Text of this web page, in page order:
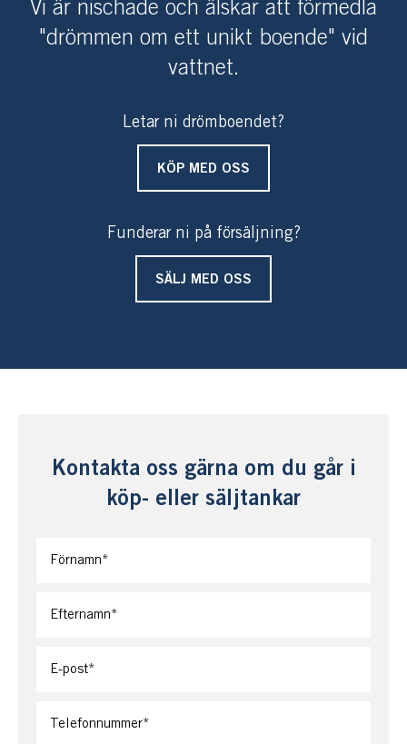
utsikten av båtar på väg in och ut till Stegesund och av
Under senare delen av 2017 beräknas kommunalt VA
Välkommen till ön Skarpö!
Vi är nischade och älskar att förmedla
"drömmen om ett unikt boende" vid
vattnet.
Letar ni drömboendet?
KÖP MED OSS
Funderar ni på försäljning?
SÄLJ MED OSS
Kontakta oss gärna om du går i
köp- eller säljtankar